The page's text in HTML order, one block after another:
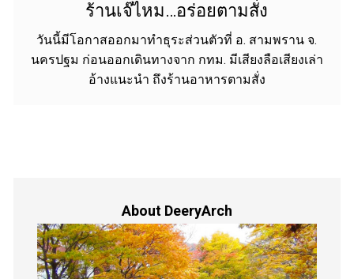
ร้านเจ๊ไหม…อร่อยตามสั่ง
วันนี้มีโอกาสออกมาทำธุระส่วนตัวที่ อ. สามพราน จ.
นครปฐม ก่อนออกเดินทางจาก กทม. มีเสียงลือเสียงเล่า
อ้างแนะนำ ถึงร้านอาหารตามสั่ง
About DeeryArch